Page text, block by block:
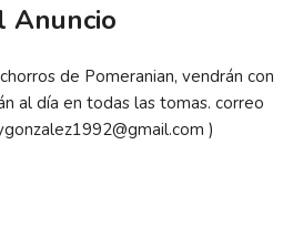
Anuncio
de Pomeranian, vendrán con
al día en todas las tomas. correo
)